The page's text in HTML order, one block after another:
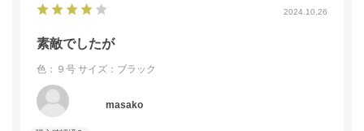
2024.10.26
素敵でしたが
色：９号 サイズ：ブラック
masako